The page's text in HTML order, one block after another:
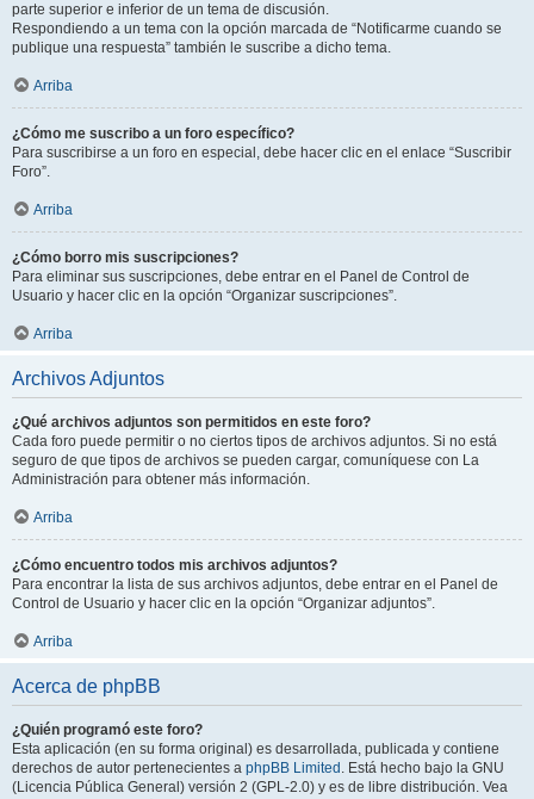
parte superior e inferior de un tema de discusión.
Respondiendo a un tema con la opción marcada de “Notificarme cuando se
publique una respuesta” también le suscribe a dicho tema.
Arriba
¿Cómo me suscribo a un foro específico?
Para suscribirse a un foro en especial, debe hacer clic en el enlace “Suscribir
Foro”.
Arriba
¿Cómo borro mis suscripciones?
Para eliminar sus suscripciones, debe entrar en el Panel de Control de
Usuario y hacer clic en la opción “Organizar suscripciones”.
Arriba
Archivos Adjuntos
¿Qué archivos adjuntos son permitidos en este foro?
Cada foro puede permitir o no ciertos tipos de archivos adjuntos. Si no está
seguro de que tipos de archivos se pueden cargar, comuníquese con La
Administración para obtener más información.
Arriba
¿Cómo encuentro todos mis archivos adjuntos?
Para encontrar la lista de sus archivos adjuntos, debe entrar en el Panel de
Control de Usuario y hacer clic en la opción “Organizar adjuntos”.
Arriba
Acerca de phpBB
¿Quién programó este foro?
Esta aplicación (en su forma original) es desarrollada, publicada y contiene
derechos de autor pertenecientes a phpBB Limited . Está hecho bajo la GNU
(Licencia Pública General) versión 2 (GPL-2.0) y es de libre distribución. Vea